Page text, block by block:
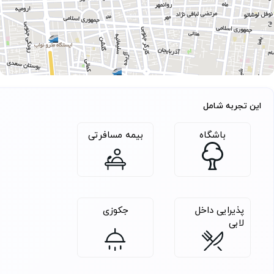
[banner type=”default” style=”colored” class=””]
نقشه سفر
[/banner]
این تجربه شامل
باشگاه بیمه مسافرتی
پذیرایی داخل
لابی
جکوزی